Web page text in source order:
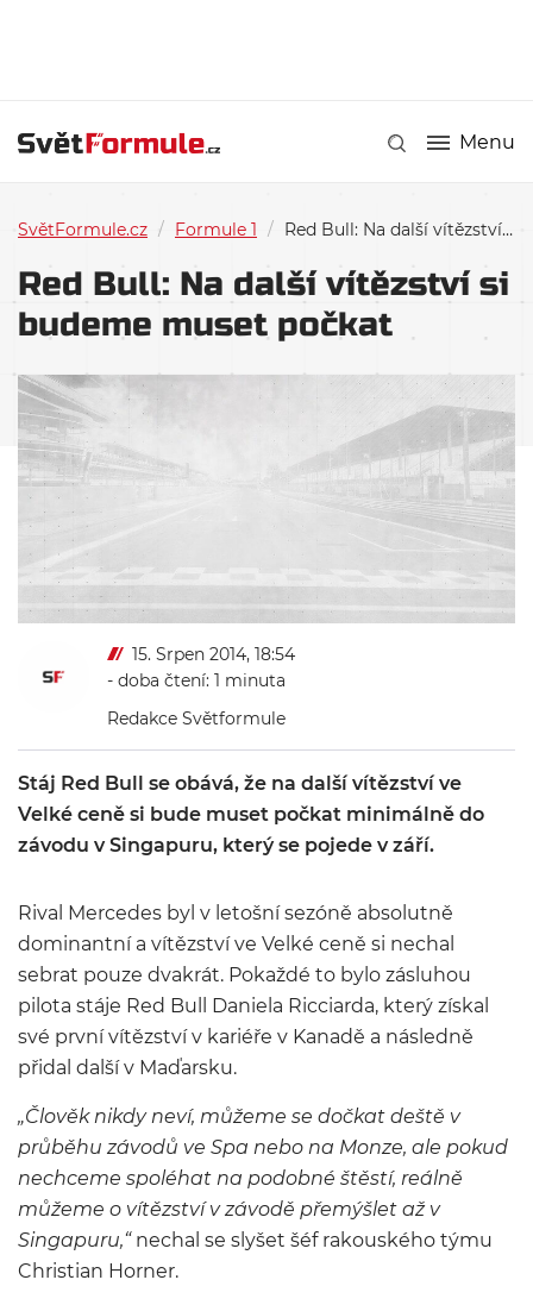
Menu
SvětFormule.cz / Formule 1 / Red Bull: Na další vítězství si budeme muset počkat
Red Bull: Na další vítězství si
budeme muset počkat
15. Srpen 2014, 18:54
- doba čtení: 1 minuta
Redakce Světformule
Stáj Red Bull se obává, že na další vítězství ve
Velké ceně si bude muset počkat minimálně do
závodu v Singapuru, který se pojede v září.
Rival Mercedes byl v letošní sezóně absolutně
dominantní a vítězství ve Velké ceně si nechal
sebrat pouze dvakrát. Pokaždé to bylo zásluhou
pilota stáje Red Bull Daniela Ricciarda, který získal
své první vítězství v kariéře v Kanadě a následně
přidal další v Maďarsku.
„Člověk nikdy neví, můžeme se dočkat deště v
průběhu závodů ve Spa nebo na Monze, ale pokud
nechceme spoléhat na podobné štěstí, reálně
můžeme o vítězství v závodě přemýšlet až v
Singapuru,“nechal se slyšet šéf rakouského týmu
Christian Horner.